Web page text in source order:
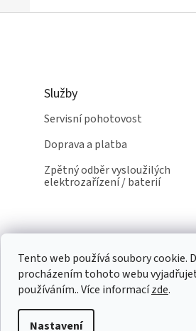
Tento web používá soubory cookie.
procházením tohoto webu
používáním.. Více informacízde.
Nastavení
Služby
Servisní pohotovost
Doprava a platba
Zpětný odběr vysloužilých
elektrozařízení / baterií